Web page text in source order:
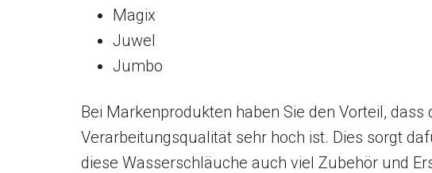
Magix
Juwel
Jumbo
Bei Markenprodukten haben Sie den Vorteil,
Verarbeitungsqualität sehr hoch ist. Dies sorgt
diese Wasserschläuche auch viel Zubehör und